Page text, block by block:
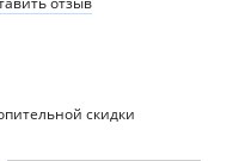
скидки